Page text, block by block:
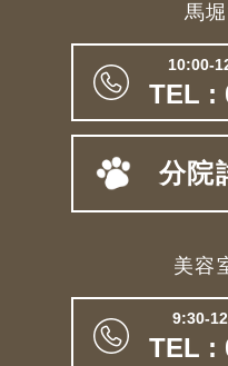
馬
10:00-
TEL :
分院
美容
9:30-
TEL :